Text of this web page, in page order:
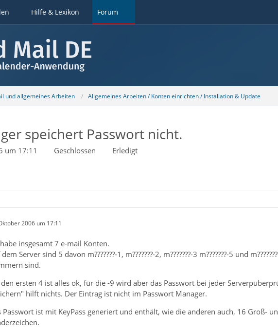
Hilfe & Lexikon Forum
und allgemeines Arbeiten Allgemeines Arbeiten / Konten einrichten / Installation & Update
speichert Passwort nicht.
um 17:11 Geschlossen Erledigt
2006 um 17:11
insgesamt 7 e-mail Konten.
Server sind 5 davon m???????-1, m???????-2, m???????-3 m???????-5 und
sind.
ersten 4 ist alles ok, für die -9 wird aber das Passwort bei jeder
hilft nichts. Der Eintrag ist nicht im Passwort Manager.
Passwort ist mit KeyPass generiert und enthält, wie die anderen auch, 16 Groß-